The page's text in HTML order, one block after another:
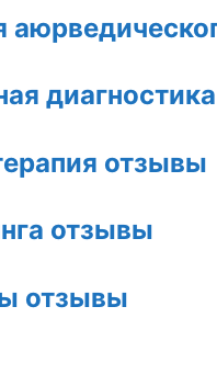
отзывы
отзывы
отзывы